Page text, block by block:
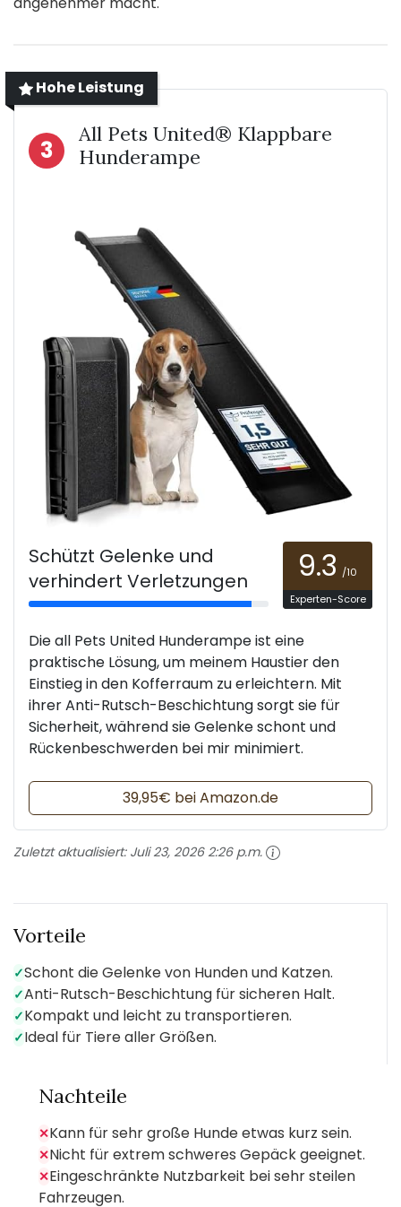
Hohe Leistung
3
All Pets United® Klappbare
Hunderampe
Schützt Gelenke und
verhindert Verletzungen
9.3 /10
Experten-Score
Die all Pets United Hunderampe ist eine
praktische Lösung, um meinem Haustier den
Einstieg in den Kofferraum zu erleichtern. Mit
ihrer Anti-Rutsch-Beschichtung sorgt sie für
Sicherheit, während sie Gelenke schont und
Rückenbeschwerden bei mir minimiert.
39,95€ bei Amazon.de
Zuletzt aktualisiert: Juli 23, 2026 2:26 p.m.
Vorteile
✓Schont die Gelenke von Hunden und Katzen.
✓Anti-Rutsch-Beschichtung für sicheren Halt.
✓Kompakt und leicht zu transportieren.
✓Ideal für Tiere aller Größen.
Nachteile
✕Kann für sehr große Hunde etwas kurz sein.
✕Nicht für extrem schweres Gepäck geeignet.
✕Eingeschränkte Nutzbarkeit bei sehr steilen
Fahrzeugen.